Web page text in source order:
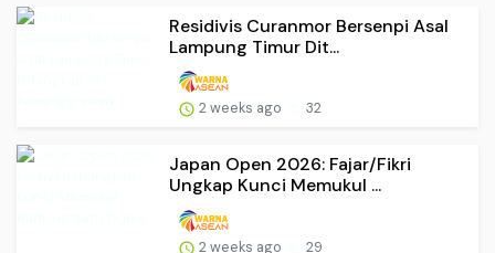
Residivis Curanmor Bersenpi Asal
Lampung Timur Dit...
2 weeks ago 32
Japan Open 2026: Fajar/Fikri
Ungkap Kunci Memukul ...
2 weeks ago 29